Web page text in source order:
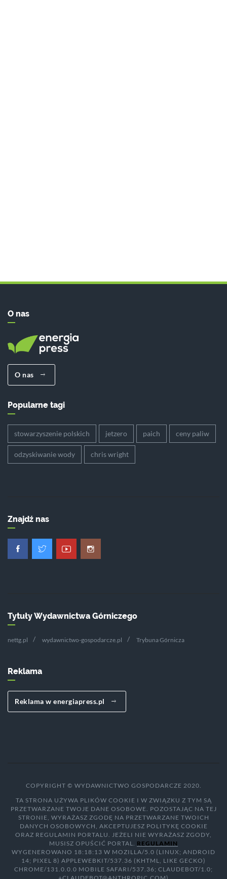
O nas
O nas
Popularne tagi
stowarzyszenie polskich jetzero paich ceny paliw
odzyskiwanie wody chris wright
Znajdź nas
Tytuły Wydawnictwa Górniczego
nettg.pl wydawnictwo-gospodarcze.pl Trybuna Górnicza
Reklama
Reklama w energiapress.pl
COPYRIGHT © WYDAWNICTWO GOSPODARCZE 2020.
TA STRONA UŻYWA PLIKÓW COOKIE I W ZWIĄZKU Z TYM SĄ
PRZETWARZANE TWOJE DANE OSOBOWE. POZOSTAJĄC NA TEJ
STRONIE, WYRAŻASZ ZGODĘ NA PRZETWARZANE TWOICH
DANYCH OSOBOWYCH, AKCEPTUJESZ POLITYKĘ COOKIE
ORAZ REGULAMIN PORTALU. JEŻELI NIE WYRAŻASZ ZGODY,
MUSISZ OPUŚCIĆ PORTAL. REGULAMIN
WYGENEROWANO 18:18:13 W MOZILLA/5.0 (LINUX; ANDROID
14; PIXEL 8) APPLEWEBKIT/537.36 (KHTML, LIKE GECKO)
CHROME/131.0.0.0 MOBILE SAFARI/537.36; CLAUDEBOT/1.0;